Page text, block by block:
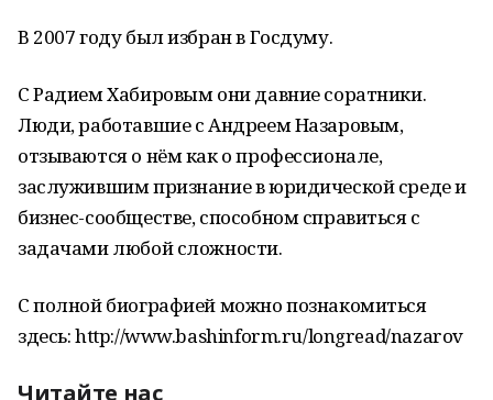
В 2007 году был избран в Госдуму.
С Радием Хабировым они давние соратники.
Люди, работавшие с Андреем Назаровым,
отзываются о нём как о профессионале,
заслужившим признание в юридической среде и
бизнес-сообществе, способном справиться с
задачами любой сложности.
С полной биографией можно познакомиться
здесь: http://www.bashinform.ru/longread/nazarov
Читайте нас